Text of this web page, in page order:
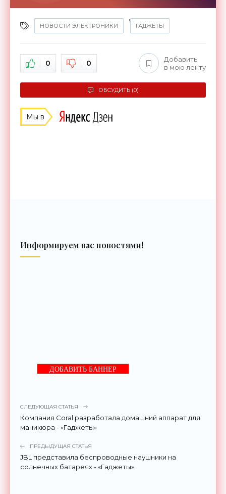
НОВОСТИ ЭЛЕКТРОНИКИ
,
ГАДЖЕТЫ
0 0
Добавить
в мою ленту
ОБСУДИТЬ (0)
Мы в
Информируем вас новостями!
ДОБАВИТЬ БАННЕР
СЛЕДУЮЩАЯ СТАТЬЯ
Компания Coral разработала домашний аппарат для
маникюра - «Гаджеты»
ПРЕДЫДУЩАЯ СТАТЬЯ
JBL представила беспроводные наушники на
солнечных батареях - «Гаджеты»